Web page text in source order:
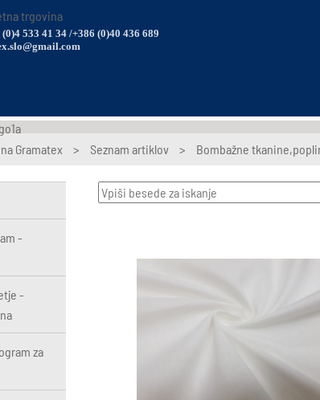
533 41 34 /+386 (0)40 436 689
Gramatex > Seznam artiklov > Bombažne
-
-
za